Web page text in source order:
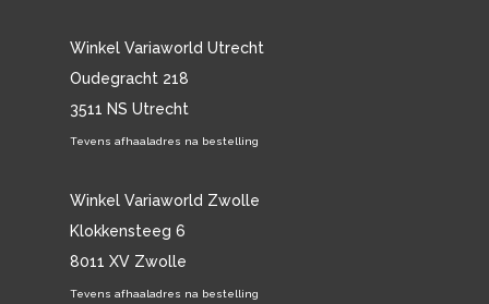
Winkel Variaworld Utrecht
Oudegracht 218
3511 NS Utrecht
Tevens afhaaladres na bestelling
Winkel Variaworld Zwolle
Klokkensteeg 6
8011 XV Zwolle
Tevens afhaaladres na bestelling